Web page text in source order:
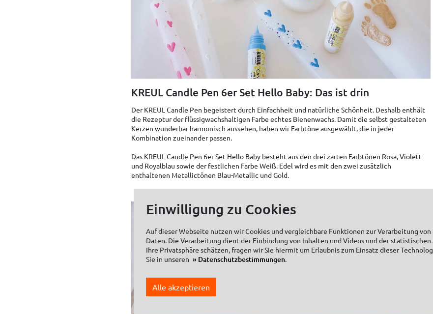
KREUL Candle Pen 6er Set Hello Baby: Das ist drin
Der KREUL Candle Pen begeistert durch Einfachheit und natürliche Schönheit. Deshalb enthält
die Rezeptur der flüssigwachshaltigen Farbe echtes Bienenwachs. Damit die selbst gestalteten
Kerzen wunderbar harmonisch aussehen, haben wir Farbtöne ausgewählt, die in jeder
Kombination zueinander passen.
Das KREUL Candle Pen 6er Set Hello Baby besteht aus den drei zarten Farbtönen Rosa, Violett
und Royalblau sowie der festlichen Farbe Weiß. Edel wird es mit den zwei zusätzlich
enthaltenen Metallictönen Blau-Metallic und Gold.
Einwilligung zu Cookies
Auf dieser Webseite nutzen wir Cookies und vergleichbare Funktionen zur Verarbeitung
Daten. Die Verarbeitung dient der Einbindung von Inhalten und Videos und der statistischen
Ihre Privatsphäre schätzen, fragen wir Sie hiermit um Erlaubnis zum Einsatz dieser
Sie in unseren
Datenschutzbestimmungen.
Alle akzeptieren